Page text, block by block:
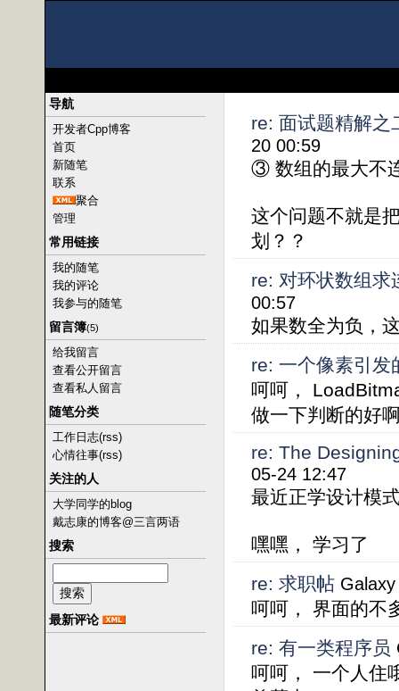
导航
开发者Cpp博客
首页
新随笔
联系
聚合
管理
常用链接
我的随笔
我的评论
我参与的随笔
留言簿(5)
给我留言
查看公开留言
查看私人留言
随笔分类
工作日志(rss)
心情往事(rss)
关注的人
大学同学的blog
戴志康的博客@三言两语
搜索
最新评论
re: 面试题精解之
20 00:59
③ 数组的最大不
这个问题不就是
划？？
re: 对环状数组求
00:57
如果数全为负，
re: 一个像素引
呵呵，
做一下判断的好
re: The
05-24 12:47
最近正学设计模
嘿嘿， 学习了
re: 求职帖
呵呵， 界面的不
re: 有一类程序员
呵呵， 一个人住